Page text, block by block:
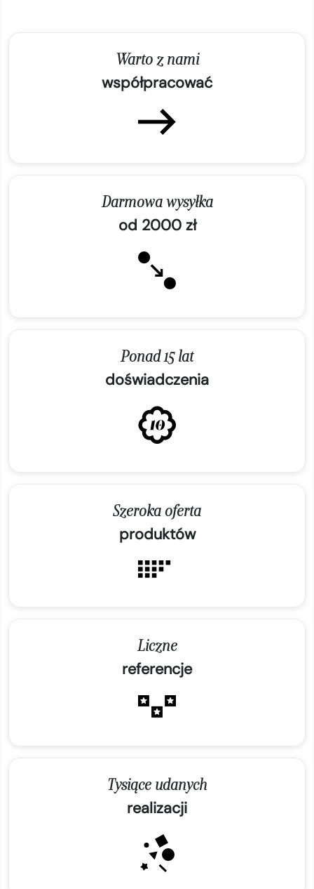
Warto z nami
współpracować
Darmowa wysyłka
od 2000 zł
Ponad 15 lat
doświadczenia
Szeroka oferta
produktów
Liczne
referencje
Tysiące udanych
realizacji